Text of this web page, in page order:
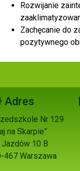
Rozwijanie
Zachęcanie do
pozytywnego
Adres
Nr 129
na Skarpie”
Jazdów 10 B
467 Warszawa